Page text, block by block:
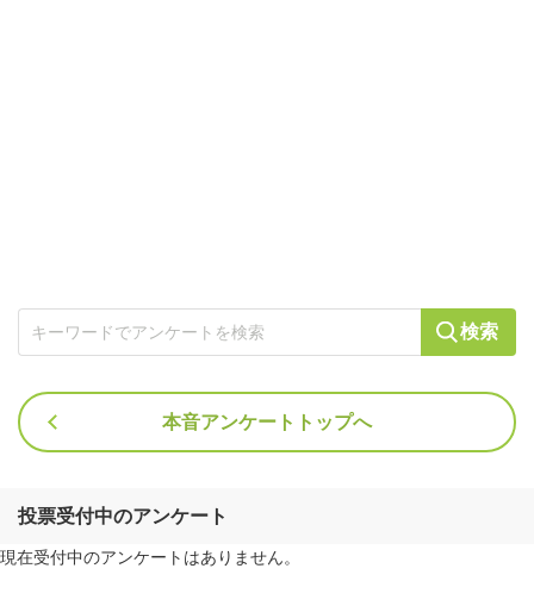
検索
本音アンケートトップへ
投票受付中のアンケート
現在受付中のアンケートはありません。